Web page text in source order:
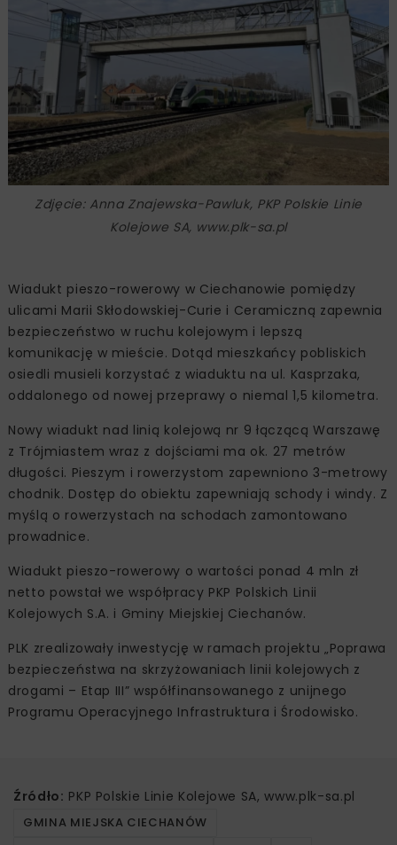
Zdjęcie: Anna Znajewska-Pawluk, PKP Polskie Linie
Kolejowe SA, www.plk-sa.pl
Wiadukt pieszo-rowerowy w Ciechanowie pomiędzy
ulicami Marii Skłodowskiej-Curie i Ceramiczną zapewnia
bezpieczeństwo w ruchu kolejowym i lepszą
komunikację w mieście. Dotąd mieszkańcy pobliskich
osiedli musieli korzystać z wiaduktu na ul. Kasprzaka,
oddalonego od nowej przeprawy o niemal 1,5 kilometra.
Nowy wiadukt nad linią kolejową nr 9 łączącą Warszawę
z Trójmiastem wraz z dojściami ma ok. 27 metrów
długości. Pieszym i rowerzystom zapewniono 3-metrowy
chodnik. Dostęp do obiektu zapewniają schody i windy. Z
myślą o rowerzystach na schodach zamontowano
prowadnice.
Wiadukt pieszo-rowerowy o wartości ponad 4 mln zł
netto powstał we współpracy PKP Polskich Linii
Kolejowych S.A. i Gminy Miejskiej Ciechanów.
PLK zrealizowały inwestycję w ramach projektu „Poprawa
bezpieczeństwa na skrzyżowaniach linii kolejowych z
drogami – Etap III” współfinansowanego z unijnego
Programu Operacyjnego Infrastruktura i Środowisko.
Źródło: PKP Polskie Linie Kolejowe SA, www.plk-sa.pl
GMINA MIEJSKA CIECHANÓW